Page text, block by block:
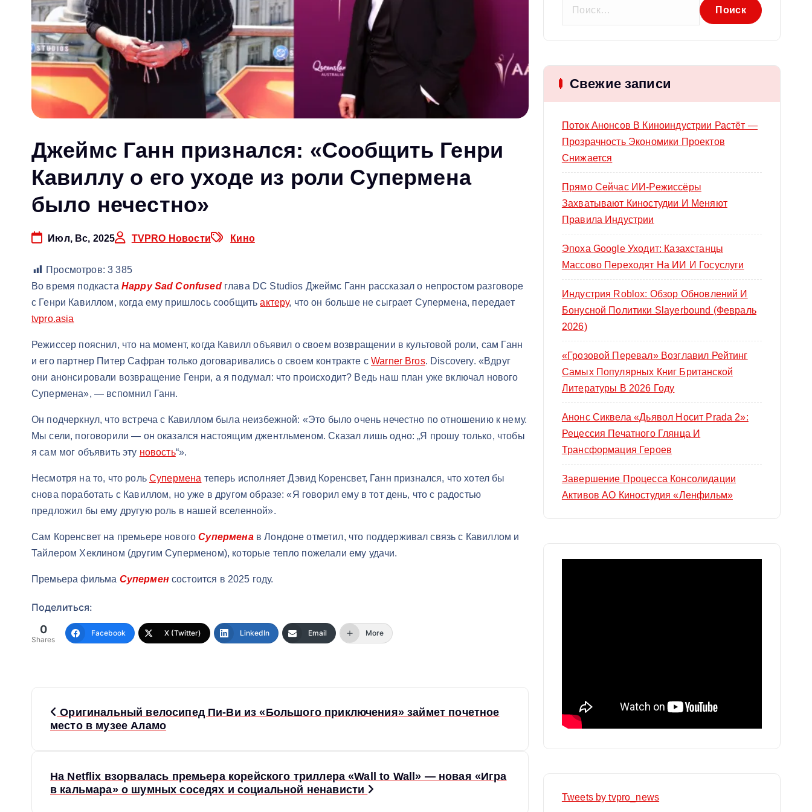
Джеймс Ганн признался: «Сообщить Генри
Кавиллу о его уходе из роли Супермена
было нечестно»
Июл, Вс, 2025 TVPRO Новости Кино
Просмотров: 3 385
Во время подкаста Happy Sad Confusedглава DC Studios Джеймс Ганн рассказал о непростом разговоре
с Генри Кавиллом, когда ему пришлось сообщитьактеру, что он больше не сыграет Супермена, передает
tvpro.asia
Режиссер пояснил, что на момент, когда Кавилл объявил о своем возвращении в культовой роли, сам Ганн
и его партнер Питер Сафран только договаривались о своем контракте сWarner Bros. Discovery. «Вдруг
они анонсировали возвращение Генри, а я подумал: что происходит? Ведь наш план уже включал нового
Супермена», — вспомнил Ганн.
Он подчеркнул, что встреча с Кавиллом была неизбежной: «Это было очень нечестно по отношению к нему.
Мы сели, поговорили — он оказался настоящим джентльменом. Сказал лишь одно: „Я прошу только, чтобы
я сам мог объявить эту новость“».
Несмотря на то, что рольСупермена теперь исполняет Дэвид Коренсвет, Ганн признался, что хотел бы
снова поработать с Кавиллом, но уже в другом образе: «Я говорил ему в тот день, что с радостью
предложил бы ему другую роль в нашей вселенной».
Сам Коренсвет на премьере новогоСуперменав Лондоне отметил, что поддерживал связь с Кавиллом и
Тайлером Хеклином (другим Суперменом), которые тепло пожелали ему удачи.
Премьера фильма Суперменсостоится в 2025 году.
Поделиться:
0
Shares
Facebook X (Twitter) LinkedIn Email More
Н
Оригинальный велосипед Пи-Ви из «Большого приключения» займет почетное
место в музее Аламо
На Netflix взорвалась премьера корейского триллера «Wall to Wall» — новая «Игра
в кальмара» о шумных соседях и социальной ненависти
и
:
Свежие записи
Поток Анонсов В Киноиндустрии Растёт —
Прозрачность Экономики Проектов
Снижается
Прямо Сейчас ИИ-Режиссёры
Захватывают Киностудии И Меняют
Правила Индустрии
Эпоха Google Уходит: Казахстанцы
Массово Переходят На ИИ И Госуслуги
Индустрия Roblox: Обзор Обновлений И
Бонусной Политики Slayerbound (февраль
2026)
«Грозовой Перевал» Возглавил Рейтинг
Самых Популярных Книг Британской
Литературы В 2026 Году
Анонс Сиквела «Дьявол Носит Prada 2»:
Рецессия Печатного Глянца И
Трансформация Героев
Завершение Процесса Консолидации
Активов АО Киностудия «Ленфильм»
Tweets by tvpro_news